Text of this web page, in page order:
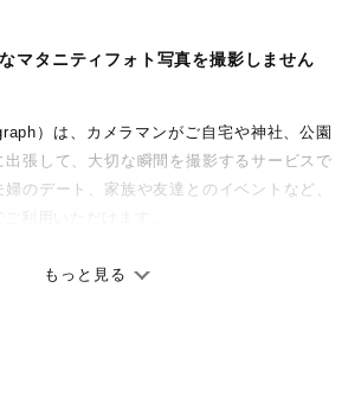
マタニティフォト写真を撮影しません
）は、カメラマンがご自宅や神社、公園
出張して、大切な瞬間を撮影するサービスで
のデート、家族や友達とのイベントなど、
を大切に、何十年経っても見返したくなるよ
もっと見る